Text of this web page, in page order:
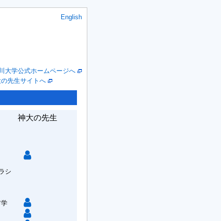
English
大学公式ホームページへ
先生サイトへ
神大の先生
シ